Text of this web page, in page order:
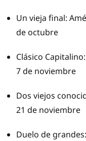
Un vieja final:
de octubre
Clásico
7 de noviembre
Dos viejos
21 de noviembre
Duelo de